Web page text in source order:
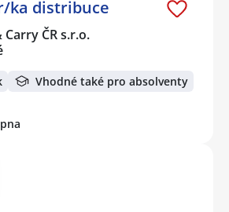
ka distribuce
Carry ČR s.r.o.
Vhodné také pro absolventy